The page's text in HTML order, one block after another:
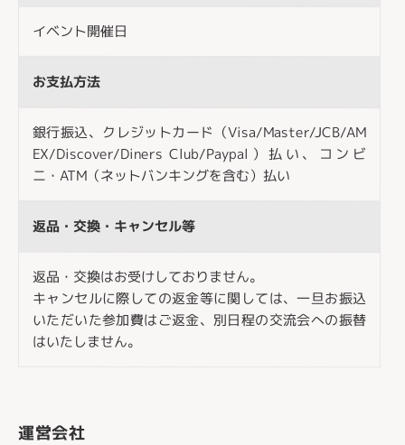
イベント開催日
お支払方法
銀行振込、クレジットカード（Visa/Master/JCB/AM
EX/Discover/Diners Club/Paypal）払い、コンビ
ニ・ATM（ネットバンキングを含む）払い
返品・交換・キャンセル等
返品・交換はお受けしておりません。
キャンセルに際しての返金等に関しては、一旦お振込
いただいた参加費はご返金、別日程の交流会への振替
はいたしません。
運営会社